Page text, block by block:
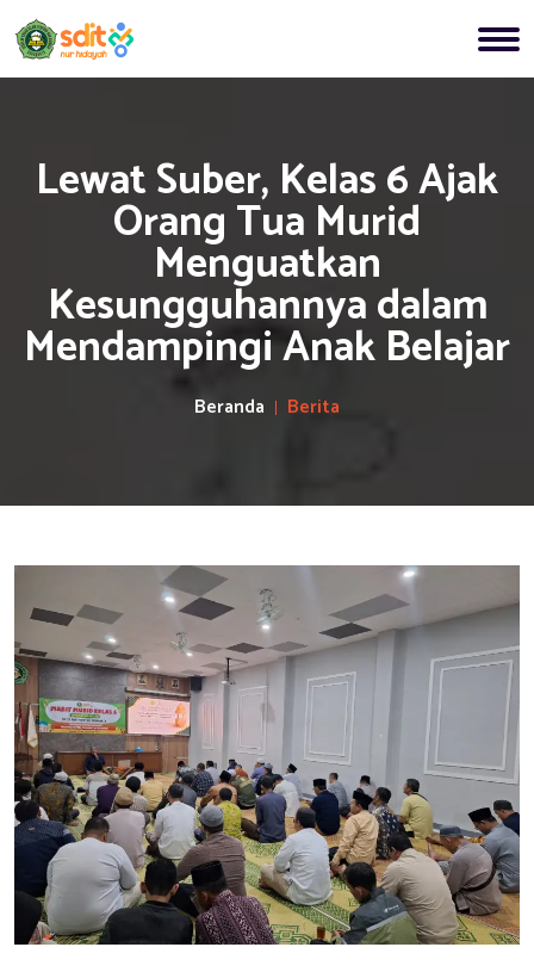
Lewat Suber, Kelas 6 Ajak
Orang Tua Murid
Menguatkan
Kesungguhannya dalam
Mendampingi Anak Belajar
Beranda Berita